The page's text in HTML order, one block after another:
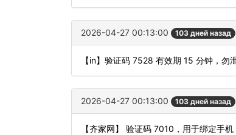
2026-04-27 00:13:00 103 дней назад
【in】验证码 7528 有效期 15 分钟，勿
2026-04-27 00:13:00 103 дней назад
【齐家网】 验证码 7010，用于绑定手